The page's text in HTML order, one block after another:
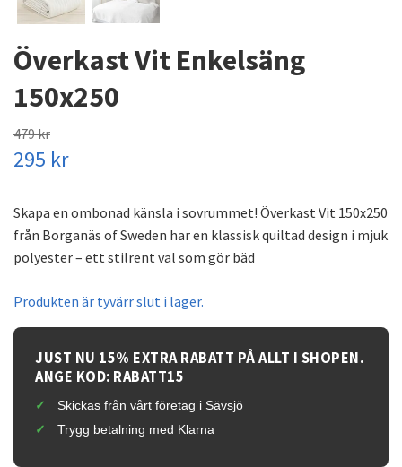
Överkast Vit Enkelsäng
150x250
479 kr
295 kr
Skapa en ombonad känsla i sovrummet! Överkast Vit 150x250
från Borganäs of Sweden har en klassisk quiltad design i mjuk
polyester – ett stilrent val som gör bäd
Produkten är tyvärr slut i lager.
JUST NU 15% EXTRA RABATT PÅ ALLT I SHOPEN.
ANGE KOD: RABATT15
Skickas från vårt företag i Sävsjö
Trygg betalning med Klarna